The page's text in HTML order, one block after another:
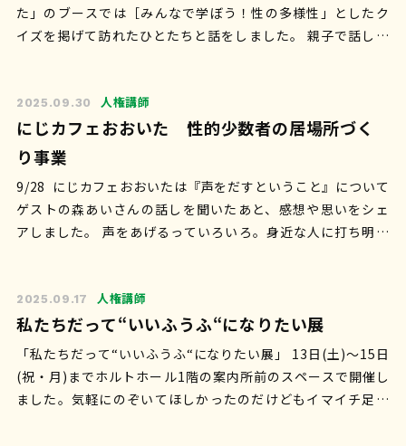
た」のブースでは［みんなで学ぼう！性の多様性」としたク
イズを掲げて訪れたひとたちと話をしました。 親子で話し合
2025.09.30 人権講師
にじカフェおおいた 性的少数者の居場所づく
り事業
9/28 にじカフェおおいたは『声をだすということ』について
ゲストの森あいさんの話しを聞いたあと、感想や思いをシェ
アしました。 声をあげるっていろいろ。身近な人に打ち明け
2025.09.17 人権講師
私たちだって“いいふうふ“になりたい展
「私たちだって“いいふうふ“になりたい展」 13日(土)〜15日
(祝・月)までホルトホール1階の案内所前のスペースで開催し
ました。気軽にのぞいてほしかったのだけどもイマイチ足が